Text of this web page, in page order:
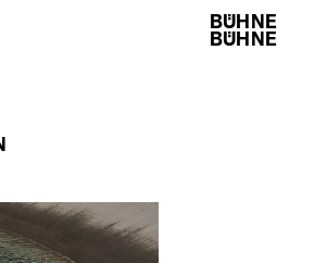
BÜHNE
BÜHNE
BÜHNE
BÜHNE